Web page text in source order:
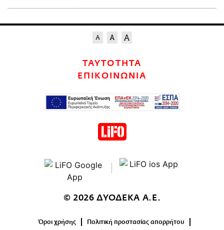
ΤΑΥΤΟΤΗΤΑ
ΕΠΙΚΟΙΝΩΝΙΑ
© 2026 ΔΥΟΔΕΚΑ Α.Ε.
Όροι χρήσης
Πολιτική προστασίας απορρήτου